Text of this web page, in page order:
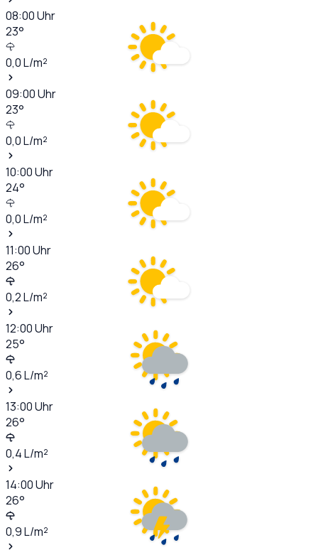
08:00Uhr
23°
0,0L/m²
09:00Uhr
23°
0,0L/m²
10:00Uhr
24°
0,0L/m²
11:00Uhr
26°
0,2L/m²
12:00Uhr
25°
0,6L/m²
13:00Uhr
26°
0,4L/m²
14:00Uhr
26°
0,9L/m²